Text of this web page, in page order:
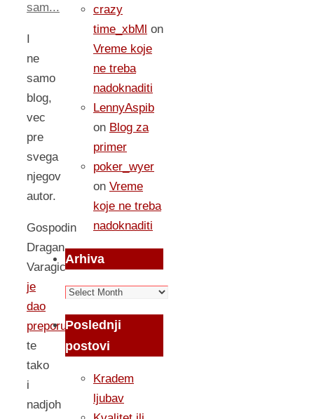
sam...
I
ne
samo
blog,
vec
pre
svega
njegov
autor.
Gospodin
Dragan
Varagic
je
dao
preporuku,
te
tako
i
nadjoh
crazy
time_xbMl on
Vreme koje
ne treba
nadoknaditi
LennyAspib
on Blog za
primer
poker_wyer
on Vreme
koje ne treba
nadoknaditi
Arhiva
Arhiva
Poslednji
postovi
Kradem
ljubav